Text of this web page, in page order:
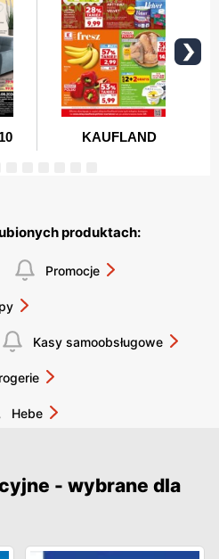
produktach:
Promocje
Kasy samoobsługowe
Hebe
- wybrane dla